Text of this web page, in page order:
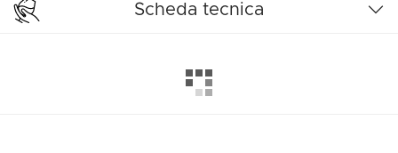
Scheda tecnica